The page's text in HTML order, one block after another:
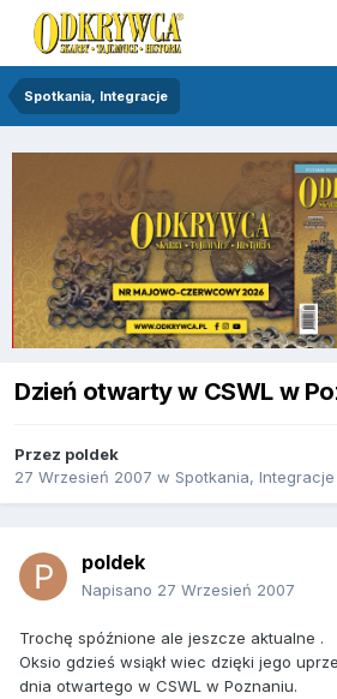
Spotkania, Integracje
Dzień otwarty w CSWL w
Przez poldek
27 Wrzesień 2007 w Spotkania, Integracje
poldek
Napisano 27 Wrzesień 2007
Trochę spóźnione ale jeszcze aktualne .
Oksio gdzieś wsiąkł wiec dzięki jego
dnia otwartego w CSWL w Poznaniu.